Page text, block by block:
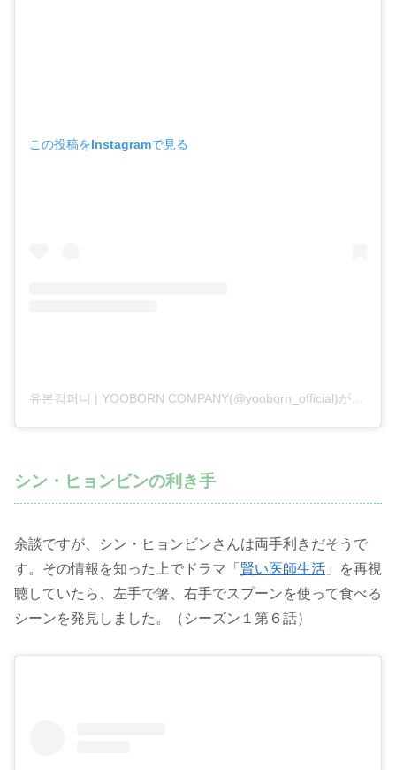
この投稿をInstagramで見る
シン・ヒョンビンの利き手
余談ですが、シン・ヒョンビンさんは両手利きだそうで
す。その情報を知った上でドラマ「 賢い医師生活 」を再視
聴していたら、左手で箸、右手でスプーンを使って食べる
シーンを発見しました。（シーズン１第６話）